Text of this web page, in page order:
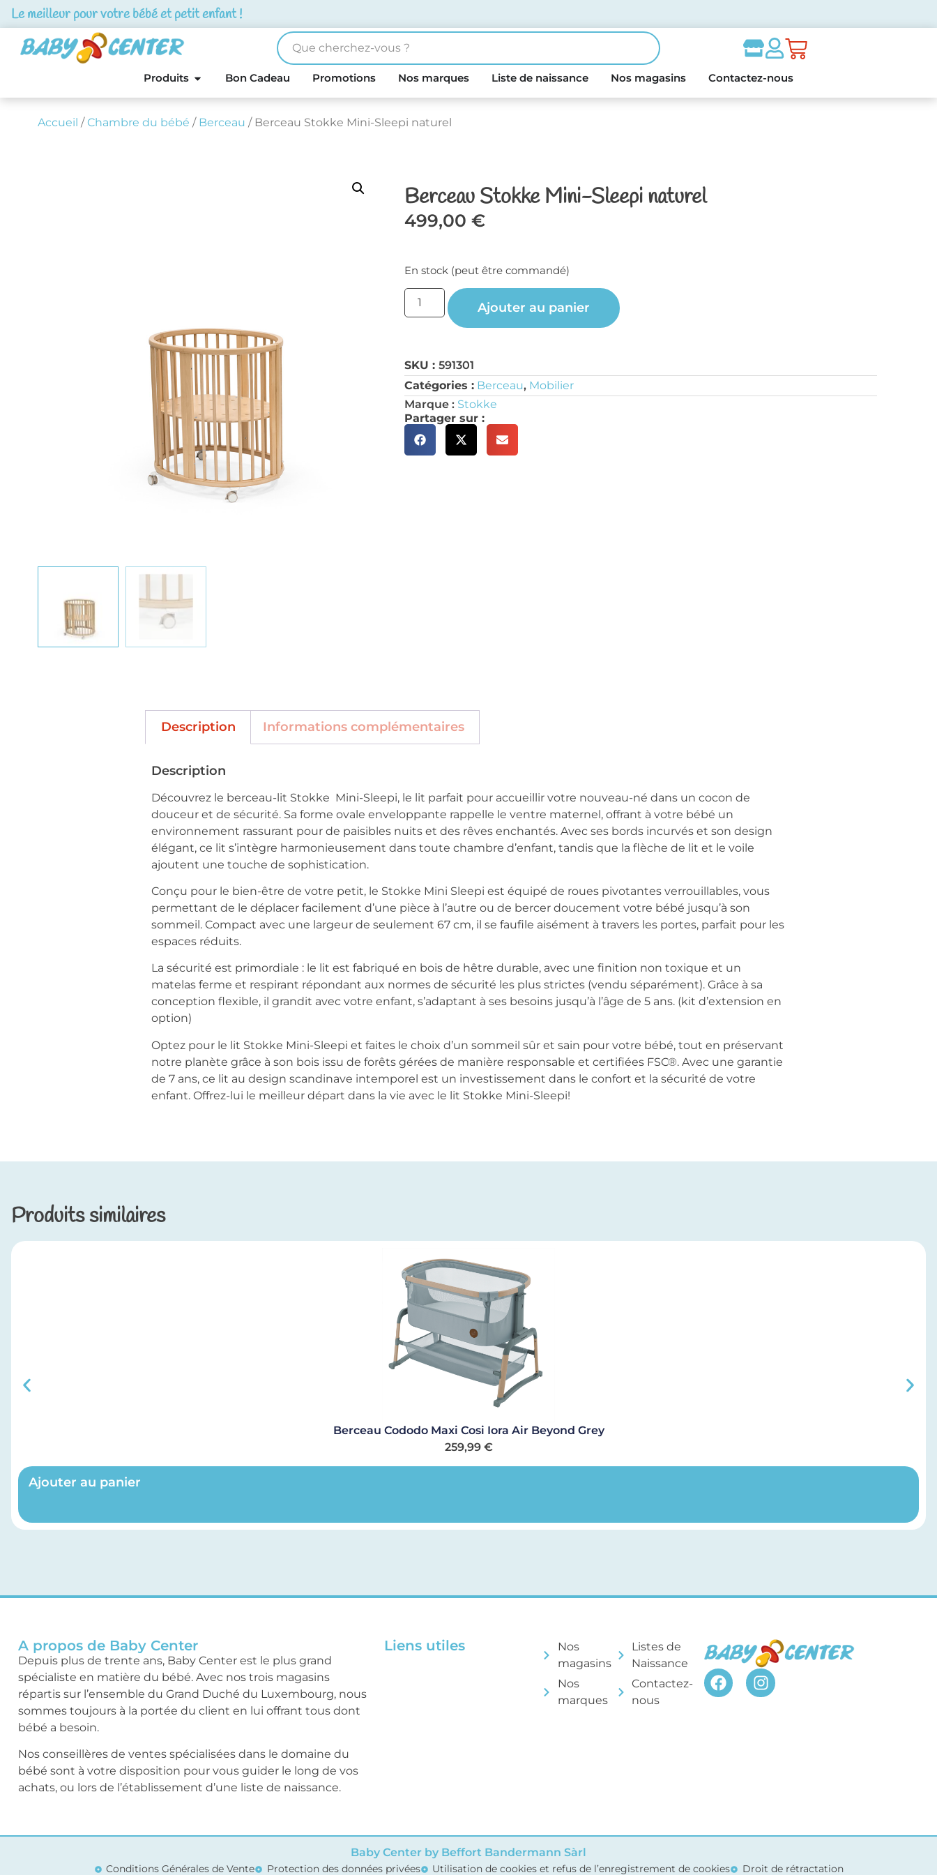
Le meilleur pour votre bébé et petit enfant !
Produits Bon Cadeau Promotions Nos marques Liste de naissance Nos magasins Contactez-nous
Accueil /Chambre du bébé / Berceau / Berceau Stokke Mini-Sleepi naturel
Berceau Stokke Mini-Sleepi naturel
499,00€
En stock (peut être commandé)
Ajouter au panier
SKU :591301
Catégories : Berceau, Mobilier
Marque : Stokke
Partager sur :
Description Informations complémentaires
Description
Découvrez le berceau-lit Stokke Mini-Sleepi, le lit parfait pour accueillir votre nouveau-né dans un cocon de
douceur et de sécurité. Sa forme ovale enveloppante rappelle le ventre maternel, offrant à votre bébé un
environnement rassurant pour de paisibles nuits et des rêves enchantés. Avec ses bords incurvés et son design
élégant, ce lit s’intègre harmonieusement dans toute chambre d’enfant, tandis que la flèche de lit et le voile
ajoutent une touche de sophistication.
Conçu pour le bien-être de votre petit, le Stokke Mini Sleepi est équipé de roues pivotantes verrouillables, vous
permettant de le déplacer facilement d’une pièce à l’autre ou de bercer doucement votre bébé jusqu’à son
sommeil. Compact avec une largeur de seulement 67 cm, il se faufile aisément à travers les portes, parfait pour les
espaces réduits.
La sécurité est primordiale : le lit est fabriqué en bois de hêtre durable, avec une finition non toxique et un
matelas ferme et respirant répondant aux normes de sécurité les plus strictes (vendu séparément). Grâce à sa
conception flexible, il grandit avec votre enfant, s’adaptant à ses besoins jusqu’à l’âge de 5 ans. (kit d’extension en
option)
Optez pour le lit Stokke Mini-Sleepi et faites le choix d’un sommeil sûr et sain pour votre bébé, tout en préservant
notre planète grâce à son bois issu de forêts gérées de manière responsable et certifiées FSC®. Avec une garantie
de 7 ans, ce lit au design scandinave intemporel est un investissement dans le confort et la sécurité de votre
enfant. Offrez-lui le meilleur départ dans la vie avec le lit Stokke Mini-Sleepi!
Produits similaires
Berceau Cododo Maxi Cosi Iora Air Beyond Grey
259,99 €
Ajouter au panier
A propos de Baby Center
Depuis plus de trente ans, Baby Center est le plus grand
spécialiste en matière du bébé. Avec nos trois magasins
répartis sur l’ensemble du Grand Duché du Luxembourg, nous
sommes toujours à la portée du client en lui offrant tous dont
bébé a besoin.
Nos conseillères de ventes spécialisées dans le domaine du
bébé sont à votre disposition pour vous guider le long de vos
achats, ou lors de l’établissement d’une liste de naissance.
Liens utiles
Nos
magasins
Nos
marques
Listes de
Naissance
Contactez-
nous
Baby Center by Beffort Bandermann Sàrl
Conditions Générales de Vente Protection des données privées Utilisation de cookies et refus de l’enregistrement de cookies Droit de rétractation